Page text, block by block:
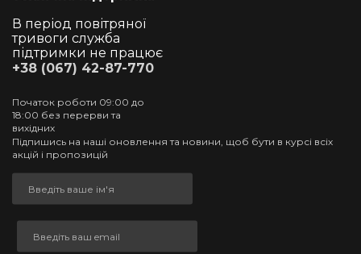
В період повітряної
тривоги служба
підтримки не працює
+38 (067) 42-87-770
Початок роботи 09:00 до
18:00 без перерви та
вихідних
Підпишись на наші оновлення та новини, щоб бути в курсі всіх
акцій і пропозицій